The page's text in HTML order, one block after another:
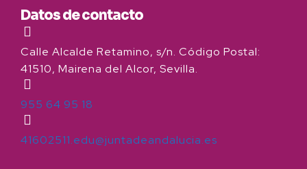
Datos de contacto
Calle Alcalde Retamino, s/n. Código Postal:
41510, Mairena del Alcor, Sevilla.
955 64 95 18
41602511.edu@juntadeandalucia.es